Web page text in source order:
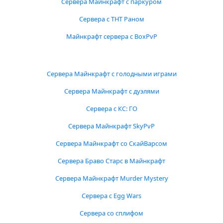
Сервера с ТНТ Раном
Майнкрафт сервера с BoxPvP
Сервера Майнкрафт с голодными играми
Сервера Майнкрафт с дуэлями
Сервера с КС: ГО
Сервера Майнкрафт SkyPvP
Сервера Майнкрафт со СкайВарсом
Сервера Браво Старс в Майнкрафт
Сервера Майнкрафт Murder Mystery
Сервера с Egg Wars
Сервера со сплифом